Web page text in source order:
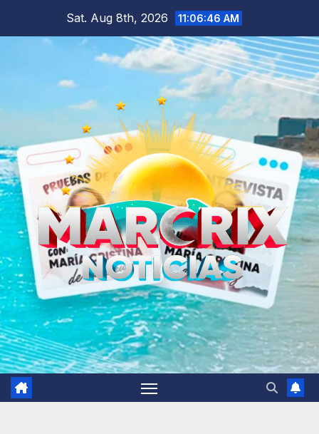
Sat. Aug 8th, 2026 11:06:47 AM